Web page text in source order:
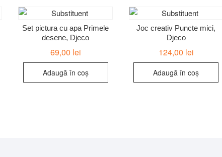
Set pictura cu apa Primele
desene, Djeco
69,00 lei
Adaugă în coș
Joc creativ Puncte mici,
Djeco
124,00 lei
Adaugă în coș